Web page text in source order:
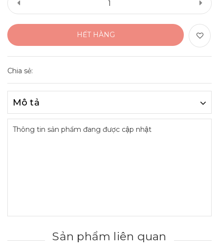
HẾT HÀNG
Chia sẻ:
Mô tả
Thông tin sản phẩm đang được cập nhật
Sản phẩm liên quan